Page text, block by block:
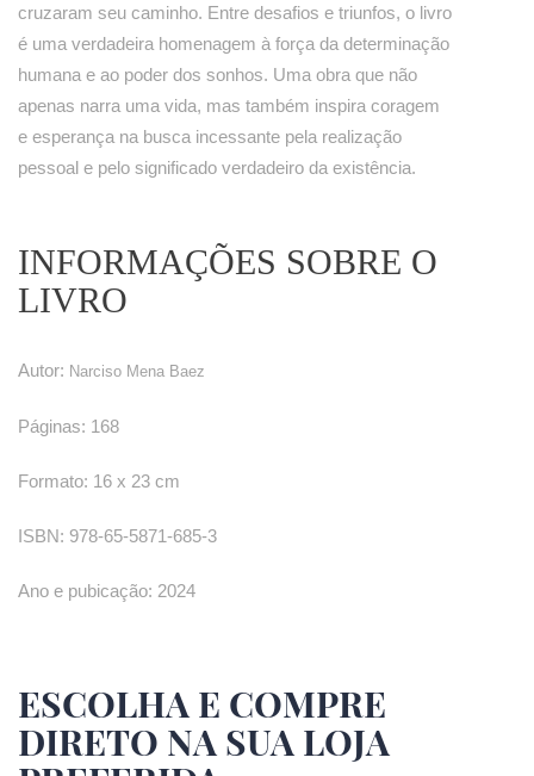
cruzaram seu caminho. Entre desafios e triunfos, o livro
é uma verdadeira homenagem à força da determinação
humana e ao poder dos sonhos. Uma obra que não
apenas narra uma vida, mas também inspira coragem
e esperança na busca incessante pela realização
pessoal e pelo significado verdadeiro da existência.
INFORMAÇÕES SOBRE O
LIVRO
Autor: Narciso Mena Baez
Páginas: 168
Formato: 16 x 23 cm
ISBN: 978-65-5871-685-3
Ano e pubicação: 2024
ESCOLHA E COMPRE
DIRETO NA SUA LOJA